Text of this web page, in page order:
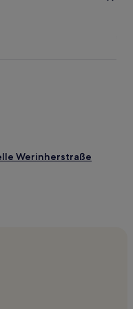
Werinherstraße
Holbeinstraße